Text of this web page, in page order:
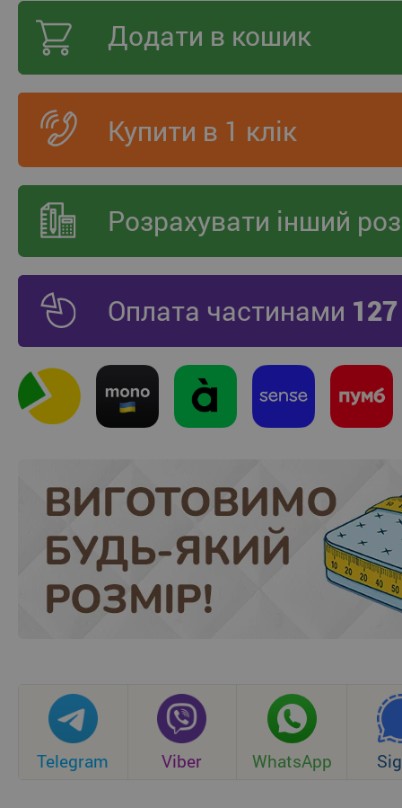
Додати в кошик
Купити в 1 клік
Розрахувати інший
Оплата частинами
Telegram Viber WhatsApp